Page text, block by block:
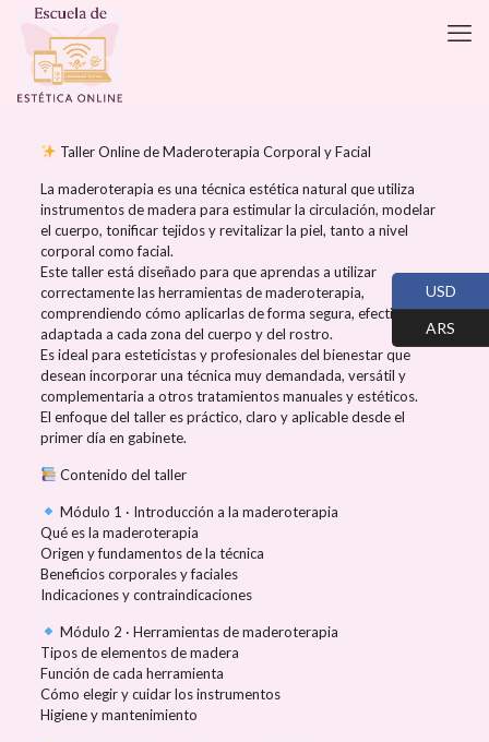
Taller Online de Maderoterapia Corporal y Facial
La maderoterapia es una técnica estética natural que utiliza
instrumentos de madera para estimular la circulación, modelar
el cuerpo, tonificar tejidos y revitalizar la piel, tanto a nivel
corporal como facial.
Este taller está diseñado para que aprendas a utilizar
correctamente las herramientas de maderoterapia,
comprendiendo cómo aplicarlas de forma segura, efectiva y
adaptada a cada zona del cuerpo y del rostro.
Es ideal para esteticistas y profesionales del bienestar que
desean incorporar una técnica muy demandada, versátil y
complementaria a otros tratamientos manuales y estéticos.
El enfoque del taller es práctico, claro y aplicable desde el
primer día en gabinete.
Contenido del taller
Módulo 1 · Introducción a la maderoterapia
Qué es la maderoterapia
Origen y fundamentos de la técnica
Beneficios corporales y faciales
Indicaciones y contraindicaciones
Módulo 2 · Herramientas de maderoterapia
Tipos de elementos de madera
Función de cada herramienta
Cómo elegir y cuidar los instrumentos
Higiene y mantenimiento
USD
ARS